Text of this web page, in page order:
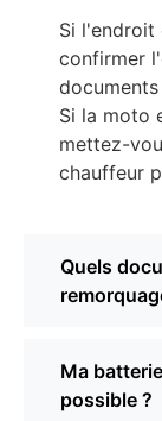
Si l'endroit
confirmer
Si la moto
mettez-
chauffeur
Quels
Ma
possible ?